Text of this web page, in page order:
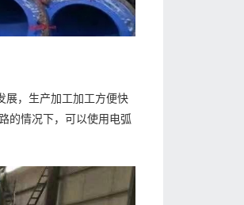
展，生产加工加工方便快
的情况下，可以使用电弧